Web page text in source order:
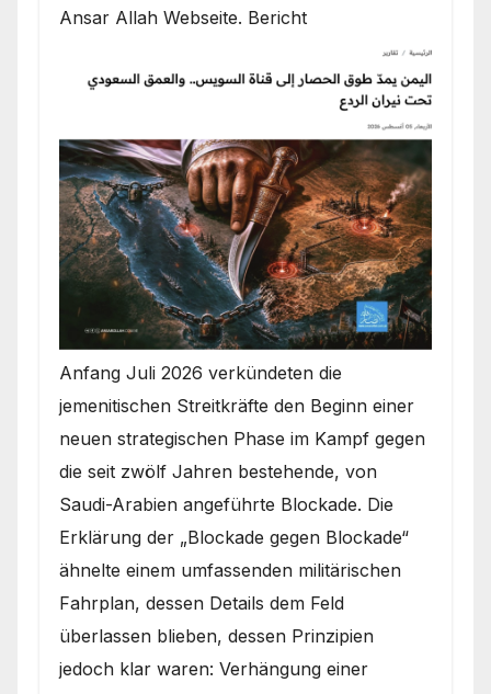
Ansar Allah Webseite. Bericht
Anfang Juli 2026 verkündeten die
jemenitischen Streitkräfte den Beginn einer
neuen strategischen Phase im Kampf gegen
die seit zwölf Jahren bestehende, von
Saudi-Arabien angeführte Blockade. Die
Erklärung der „Blockade gegen Blockade“
ähnelte einem umfassenden militärischen
Fahrplan, dessen Details dem Feld
überlassen blieben, dessen Prinzipien
jedoch klar waren: Verhängung einer